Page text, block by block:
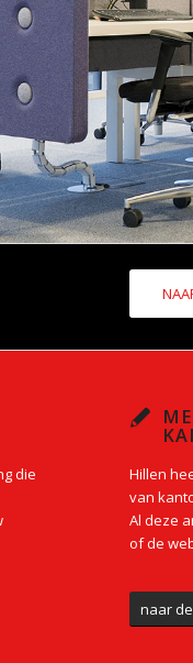
die
Hillen
van
Al deze
of de
naar